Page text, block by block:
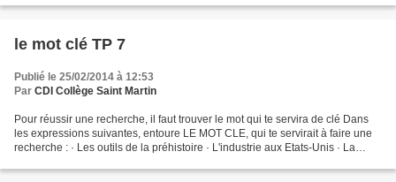
le mot clé TP 7
Publié le 25/02/2014 à 12:53
Par CDI Collège Saint Martin
Pour réussir une recherche, il faut trouver le mot qui te servira de clé Dans
les expressions suivantes, entoure LE MOT CLE, qui te servirait à faire une
recherche : · Les outils de la préhistoire · L'industrie aux Etats-Unis · La